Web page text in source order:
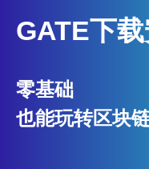
GATE下
零基础
也能玩转区块